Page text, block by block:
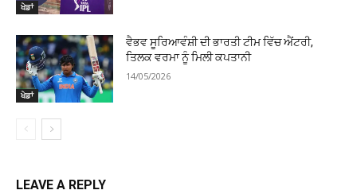
ਖੇਡਾਂ
ਖੇਡਾਂ
ਵੈਭਵ ਸੂਰਿਆਵੰਸ਼ੀ ਦੀ ਭਾਰਤੀ ਟੀਮ ਵਿੱਚ ਐਂਟਰੀ,
ਤਿਲਕ ਵਰਮਾ ਨੂੰ ਮਿਲੀ ਕਪਤਾਨੀ
14/05/2026
LEAVE A REPLY